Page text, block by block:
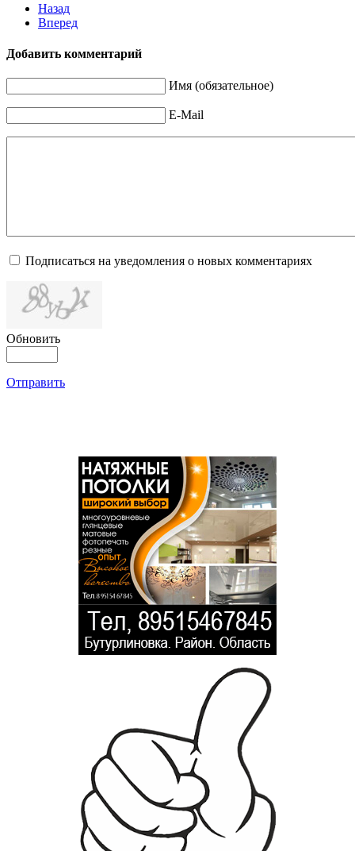
Назад
Вперед
Добавить комментарий
Имя (обязательное)
E-Mail
Подписаться на уведомления о новых комментариях
Обновить
Отправить